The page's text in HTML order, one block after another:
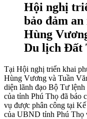
Hội nghị
bảo đảm
Hùng
Du lịch Đất
Tại Hội nghị triển khai
Hùng Vương và Tuần
diện lãnh đạo Bộ Tư lệnh
của tỉnh Phú Thọ đã báo
vụ được phân công tại
của UBND tỉnh Phú Thọ